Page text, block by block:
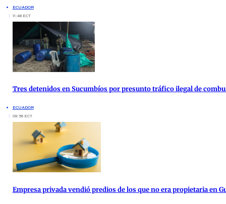
ECUADOR
11:48 ECT
Tres detenidos en Sucumbíos por presunto tráfico ilegal de
ECUADOR
09:56 ECT
Empresa privada vendió predios de los que no era propietaria en